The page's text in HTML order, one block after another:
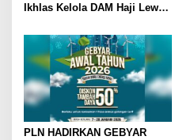
Ikhlas Kelola DAM Haji Lewat
PLN HADIRKAN GEBYAR